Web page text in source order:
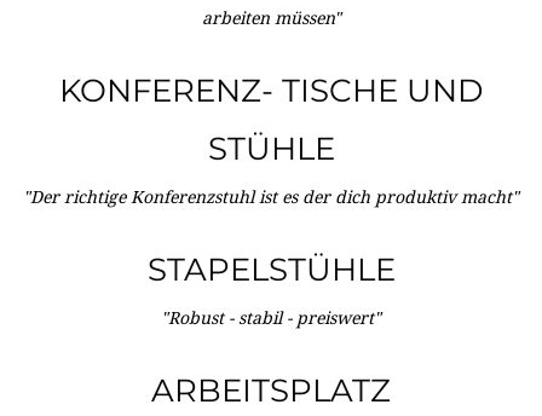
arbeiten müssen"
KONFERENZ- TISCHE UND
STÜHLE
"Der richtige Konferenzstuhl ist es der dich produktiv macht"
STAPELSTÜHLE
"Robust - stabil - preiswert"
ARBEITSPLATZ